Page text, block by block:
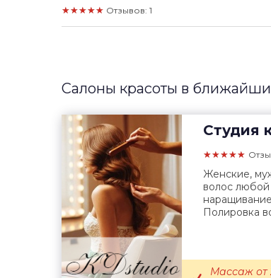
★★★★★ Отзывов: 1
Салоны красоты в
Студия
★★★★★
Женские,
волос
Полировка
Массаж от